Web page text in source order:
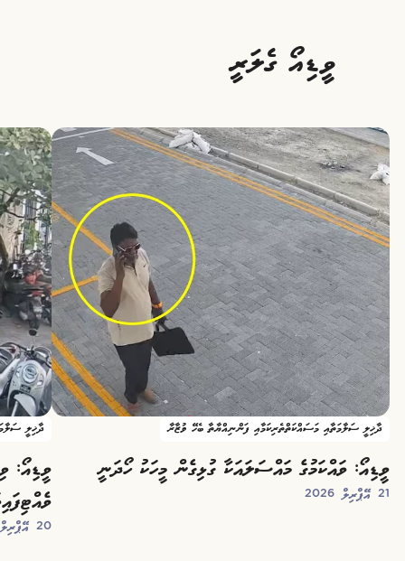
ވީޑިއޯ ގެލަރީ
ދާޚިލީ ސަލާމަތާއި މަސައްކަތްތެރިކަމާއި ފަންނިއްޔާތާ ބެހޭ ވުޒާރާ
ވީޑިއޯ: ވައްކަމުގެ މައްސަލައަކާ ގުޅިގެން މީހަކު ހޯދަނީ
21 އޭޕްރިލް 2026
ދާޚިލީ
ވީޑިއޯ:
20 އޭޕްރިލް 2026